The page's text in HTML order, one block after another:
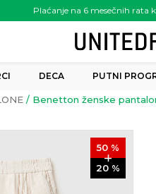
Plaćanje na 6 mesečnih rata
preko
DECA PUTNI
Benetton ženske
50 %
20 %